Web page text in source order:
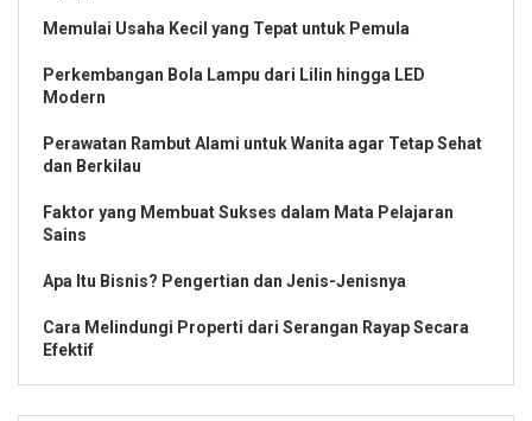
Memulai Usaha Kecil yang Tepat untuk Pemula
Perkembangan Bola Lampu dari Lilin hingga LED
Modern
Perawatan Rambut Alami untuk Wanita agar Tetap Sehat
dan Berkilau
Faktor yang Membuat Sukses dalam Mata Pelajaran
Sains
Apa Itu Bisnis? Pengertian dan Jenis-Jenisnya
Cara Melindungi Properti dari Serangan Rayap Secara
Efektif